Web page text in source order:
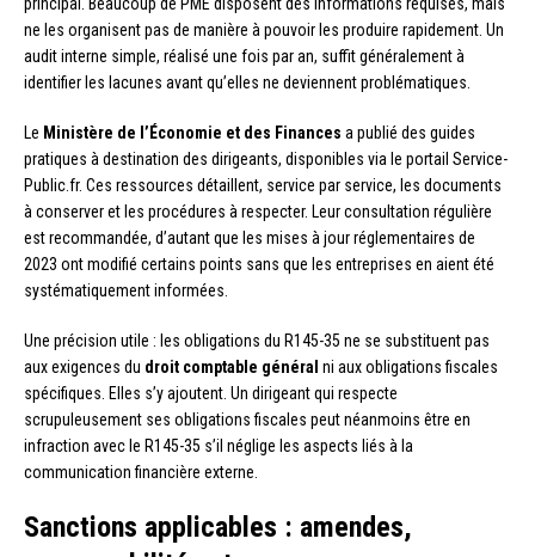
ne les organisent pas de manière à pouvoir les produire rapidement. Un
audit interne simple, réalisé une fois par an, suffit généralement à
identifier les lacunes avant qu’elles ne deviennent problématiques.
Le Ministère de l’Économie et des Finances a publié des guides
pratiques à destination des dirigeants, disponibles via le portail Service-
Public.fr. Ces ressources détaillent, service par service, les documents
à conserver et les procédures à respecter. Leur consultation régulière
est recommandée, d’autant que les mises à jour réglementaires de
2023 ont modifié certains points sans que les entreprises en aient été
systématiquement informées.
Une précision utile : les obligations du R145-35 ne se substituent pas
aux exigences du droit comptable général ni aux obligations fiscales
spécifiques. Elles s’y ajoutent. Un dirigeant qui respecte
scrupuleusement ses obligations fiscales peut néanmoins être en
infraction avec le R145-35 s’il néglige les aspects liés à la
communication financière externe.
Sanctions applicables : amendes,